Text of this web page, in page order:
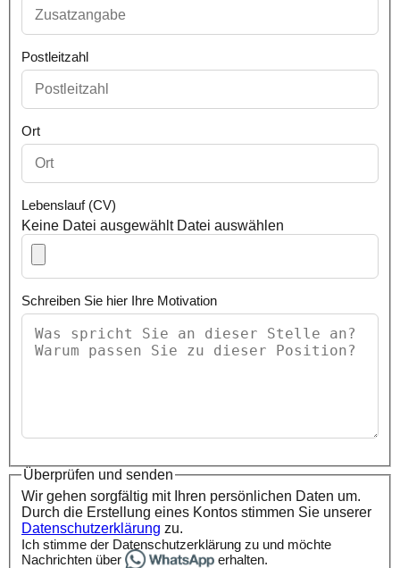
Postleitzahl
Ort
Lebenslauf (CV)
Keine Datei ausgewählt Datei auswählen
Schreiben Sie hier Ihre Motivation
Überprüfen und senden
Wir gehen sorgfältig mit Ihren persönlichen Daten um.
Durch die Erstellung eines Kontos stimmen Sie unserer
Datenschutzerklärung zu.
Ich stimme der Datenschutzerklärung zu und möchte
Nachrichten über
erhalten.